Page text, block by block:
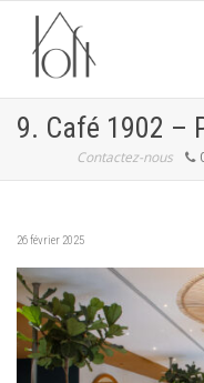
9. Café 1902 –
Contactez-nous
26 février 2025